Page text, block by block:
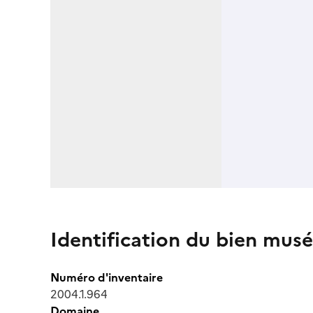
Identification du bien
Numéro d'inventaire
2004.1.964